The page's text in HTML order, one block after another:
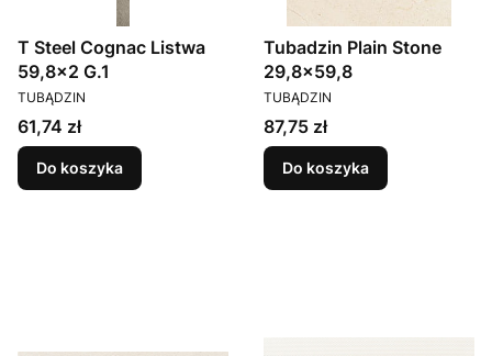
T Steel Cognac Listwa
59,8x2 G.1
PRODUCENT
TUBĄDZIN
Cena
61,74 zł
Do koszyka
Tubadzin Plain Stone
29,8x59,8
PRODUCENT
TUBĄDZIN
Cena
87,75 zł
Do koszyka